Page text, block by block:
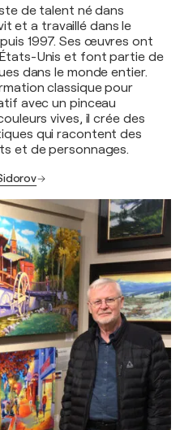
de talent né dans
et a travaillé dans le
1997. Ses œuvres ont
Unis et font partie de
dans le monde entier.
classique pour
avec un pinceau
vives, il crée des
qui racontent des
et de personnages.